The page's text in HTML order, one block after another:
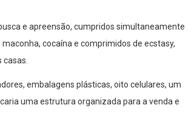
e apreensão, cumpridos simultaneamente
cocaína e comprimidos de ecstasy,
embalagens plásticas, oito celulares, um
uma estrutura organizada para a venda e